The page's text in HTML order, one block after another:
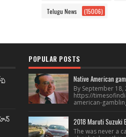
Telugu News (15006)
POPULAR POSTS
Native American
By September 18,
https://
american-
2018 Maruti Suzuki
The was never a